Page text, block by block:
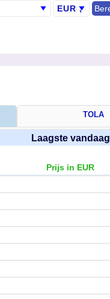
TOLA
Laagste vandaag
Prijs in EUR